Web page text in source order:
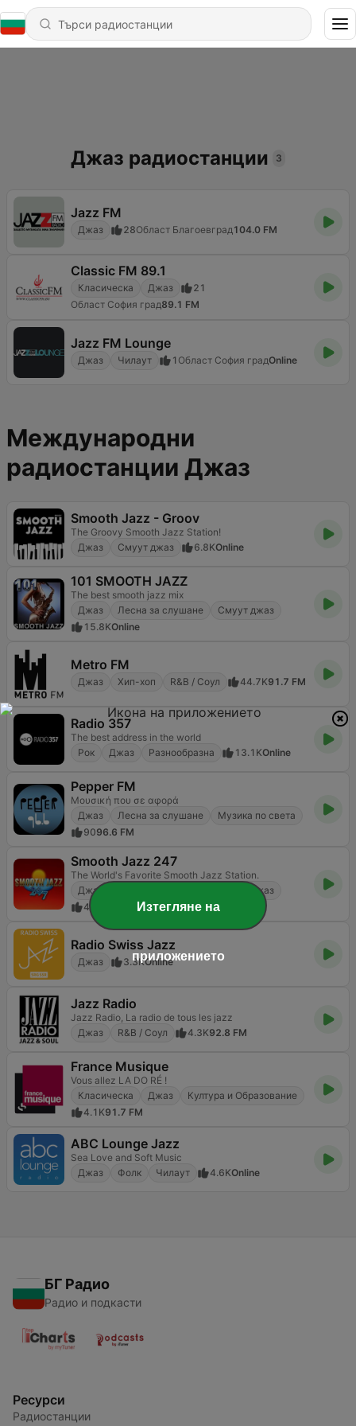
Джаз радиостанции 3
Jazz FM
Джаз 28Област Благоевград 104.0 FM
Classic FM 89.1
Класическа Джаз
21
Област София град89.1 FM
Jazz FM Lounge
Джаз Чилаут 1 Област София градOnline
Международни
радиостанции Джаз
Smooth Jazz - Groov
The Groovy Smooth Jazz Station!
Джаз
Смуут джаз 6.8KOnline
101 SMOOTH JAZZ
The best smooth jazz mix
Джаз
Лесна за слушане
Смуут джаз
15.8KOnline
Metro FM
Джаз Хип-хоп R&B / Соул 44.7K91.7 FM
Radio 357
The best address in the world
Рок
Джаз Разнообразна 13.1KOnline
Pepper FM
Μουσική που σε αφορά
Джаз
Лесна за слушане
Музика по света
9096.6 FM
Smooth Jazz 247
The World's Favorite Smooth Jazz Station.
Джаз
Смуут джаз
435
Radio Swiss Jazz
Джаз 3.3KOnline
Jazz Radio
Jazz Radio, La radio de tous les jazz
Джаз
R&B / Соул 4.3K92.8 FM
France Musique
Vous allez LA DO RÉ !
Класическа
Джаз
Култура и Образование
4.1K91.7 FM
ABC Lounge Jazz
Sea Love and Soft Music
Джаз
Фолк Чилаут 4.6KOnline
БГ Радио
Радио и подкасти
Ресурси
Радиостанции
Изтегляне на
приложението